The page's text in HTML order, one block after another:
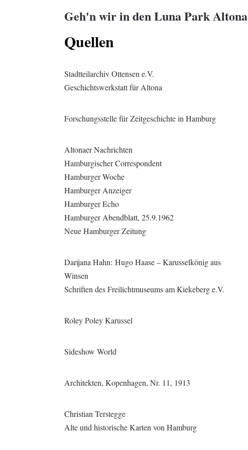
Geh'n wir in den Luna Park Altona
Quellen
Stadtteilarchiv Ottensen e.V.
Geschichtswerkstatt für Altona
Forschungsstelle für Zeitgeschichte in Hamburg
Altonaer Nachrichten
Hamburgischer Correspondent
Hamburger Woche
Hamburger Anzeiger
Hamburger Echo
Hamburger Abendblatt, 25.9.1962
Neue Hamburger Zeitung
Darijana Hahn: Hugo Haase – Karusselkönig aus
Winsen
Schriften des Freilichtmuseums am Kiekeberg e.V.
Roley Poley Karussel
Sideshow World
Architekten, Kopenhagen, Nr. 11, 1913
Christian Terstegge
Alte und historische Karten von Hamburg